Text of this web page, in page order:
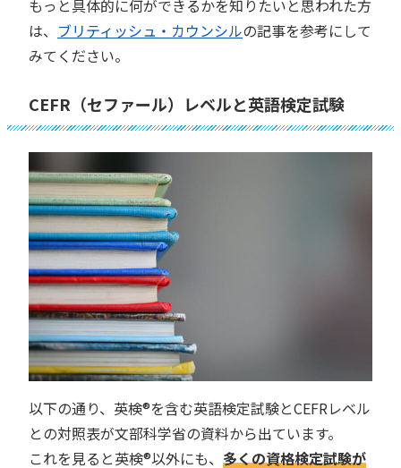
もっと具体的に何ができるかを知りたいと思われた方
は、 ブリティッシュ・カウンシルの記事を参考にして
みてください。
CEFR（セファール）レベルと英語検定試験
以下の通り、英検®︎を含む英語検定試験とCEFRレベル
との対照表が文部科学省の資料から出ています。
これを見ると英検®︎以外にも、 多くの資格検定試験が